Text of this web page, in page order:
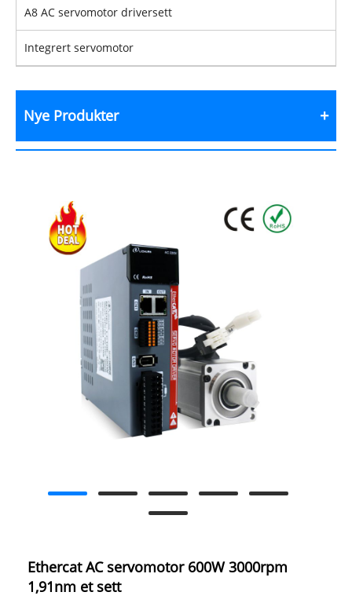
A8 AC servomotor driversett
Integrert servomotor
Nye Produkter
Ethercat AC servomotor 600W 3000rpm
1,91nm et sett